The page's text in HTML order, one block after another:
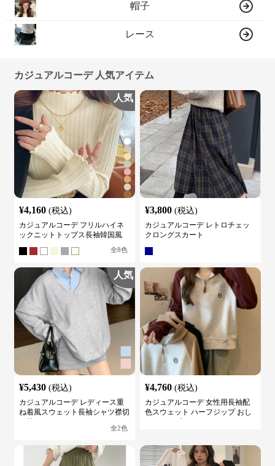
帽子
レース
カジュアルコーデ 人気アイテム
人気
¥4,160 (税込)
カジュアルコーデ フリルハイネ
ックニットトップス長袖韓国風
全8色
¥3,800 (税込)
カジュアルコーデ レトロチェッ
クロングスカート
人気
¥5,430 (税込)
カジュアルコーデ レディース重
ね着風スウェット長袖シャツ襟切
全2色
¥4,760 (税込)
カジュアルコーデ 女性用長袖配
色スウェット ハーフジップ おし